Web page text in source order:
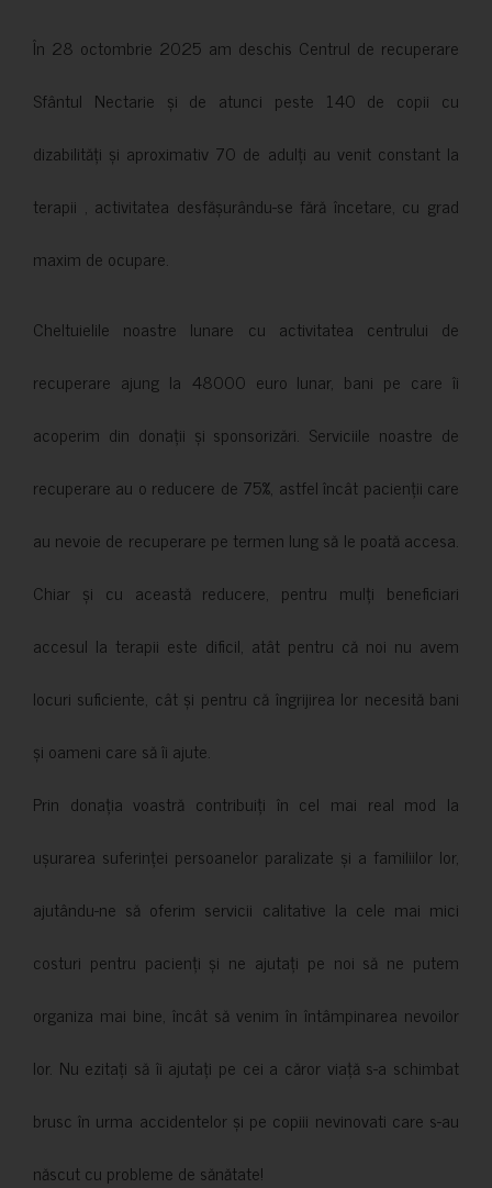
În 28 octombrie 2025 am deschis Centrul de recuperare
Sfântul Nectarie și de atunci peste 140 de copii cu
dizabilități și aproximativ 70 de adulți au venit constant la
terapii , activitatea desfășurându-se fără încetare, cu grad
maxim de ocupare.
Cheltuielile noastre lunare cu activitatea centrului de
recuperare ajung la 48000 euro lunar, bani pe care îi
acoperim din donații și sponsorizări. Serviciile noastre de
recuperare au o reducere de 75%, astfel încât pacienții care
au nevoie de recuperare pe termen lung să le poată accesa.
Chiar și cu această reducere, pentru mulți beneficiari
accesul la terapii este dificil, atât pentru că noi nu avem
locuri suficiente, cât și pentru că îngrijirea lor necesită bani
și oameni care să îi ajute.
Prin donația voastră contribuiți în cel mai real mod la
ușurarea suferinței persoanelor paralizate și a familiilor lor,
ajutându-ne să oferim servicii calitative la cele mai mici
costuri pentru pacienți și ne ajutați pe noi să ne putem
organiza mai bine, încât să venim în întâmpinarea nevoilor
lor. Nu ezitați să îi ajutați pe cei a căror viață s-a schimbat
brusc în urma accidentelor și pe copiii nevinovati care s-au
născut cu probleme de sănătate!